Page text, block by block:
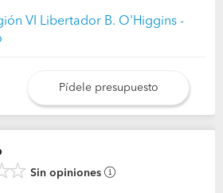
VI Libertador B. O'Higgins -
Pídele presupuesto
Sin opiniones